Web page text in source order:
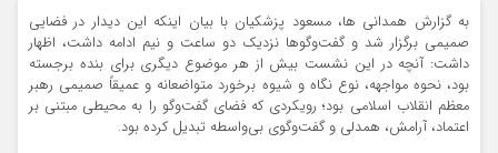
به گزارش همدانی ها، مسعود پزشکیان با بیان اینکه این دیدار در فضایی
صمیمی برگزار شد و گفت‌وگوها نزدیک دو ساعت و نیم ادامه داشت، اظهار
داشت: آنچه در این نشست بیش از هر موضوع دیگری برای بنده برجسته
بود، نحوه مواجهه، نوع نگاه و شیوه برخورد متواضعانه و عمیقاً صمیمی رهبر
معظم انقلاب اسلامی بود؛ رویکردی که فضای گفت‌وگو را به محیطی مبتنی بر
اعتماد، آرامش، همدلی و گفت‌وگوی بی‌واسطه تبدیل کرده بود.